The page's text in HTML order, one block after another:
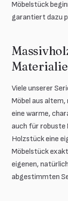
Möbelstück
garantiert dazu
Viele unserer
Möbel aus
eine warme,
auch für robuste
Holzstück eine
Möbelstück
eigenen,
abgestimmten